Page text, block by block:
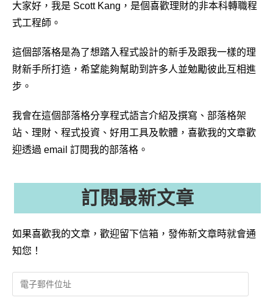
大家好，我是 Scott Kang，是個喜歡理財的非本科轉職程
式工程師。
這個部落格是為了想踏入程式設計的新手及跟我一樣的理
財新手所打造，希望能夠幫助到許多人並勉勵彼此互相進
步。
我會在這個部落格分享程式語言介紹及撰寫、部落格架
站、理財、程式投資、好用工具及軟體，喜歡我的文章歡
迎透過 email 訂閱我的部落格。
訂閱最新文章
如果喜歡我的文章，歡迎留下信箱，發佈新文章時就會通
知您！
子